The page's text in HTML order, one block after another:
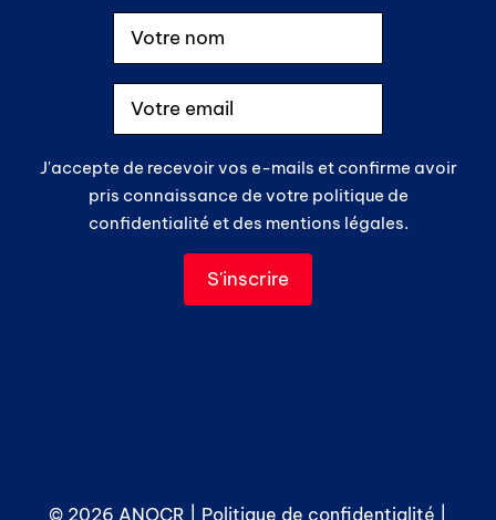
J'accepte de recevoir vos e-mails et confirme avoir
pris connaissance de votre politique de
confidentialité et des mentions légales.
© 2026 ANOCR | Politique de confidentialité